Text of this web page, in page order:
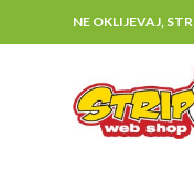
NE OKLIJEVAJ,